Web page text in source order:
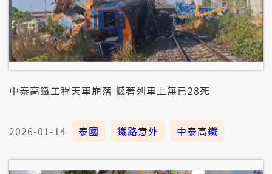
中泰高鐵工程天車崩落 撼著列車上無已28死
2026-01-14 泰國 鐵路意外 中泰高鐵